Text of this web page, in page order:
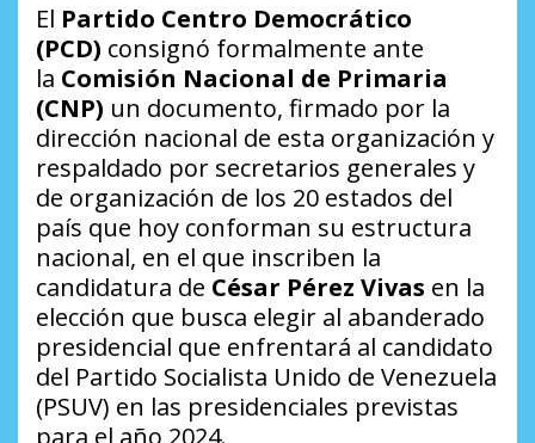
El Partido Centro Democrático
(PCD) consignó formalmente ante
la Comisión Nacional de Primaria
(CNP) un documento, firmado por la
dirección nacional de esta organización y
respaldado por secretarios generales y
de organización de los 20 estados del
país que hoy conforman su estructura
nacional, en el que inscriben la
candidatura de César Pérez Vivas en la
elección que busca elegir al abanderado
presidencial que enfrentará al candidato
del Partido Socialista Unido de Venezuela
(PSUV) en las presidenciales previstas
para el año 2024.